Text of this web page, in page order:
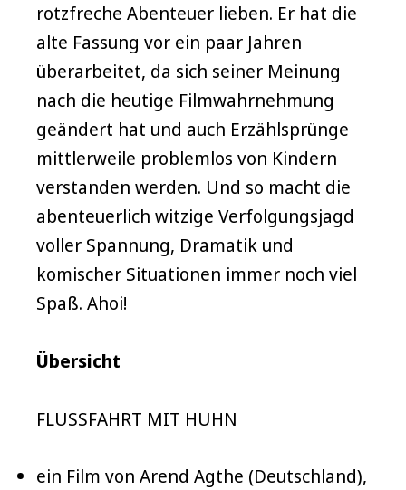
rotzfreche Abenteuer lieben. Er hat die
alte Fassung vor ein paar Jahren
überarbeitet, da sich seiner Meinung
nach die heutige Filmwahrnehmung
geändert hat und auch Erzählsprünge
mittlerweile problemlos von Kindern
verstanden werden. Und so macht die
abenteuerlich witzige Verfolgungsjagd
voller Spannung, Dramatik und
komischer Situationen immer noch viel
Spaß. Ahoi!
Übersicht
FLUSSFAHRT MIT HUHN
ein Film von Arend Agthe (Deutschland),